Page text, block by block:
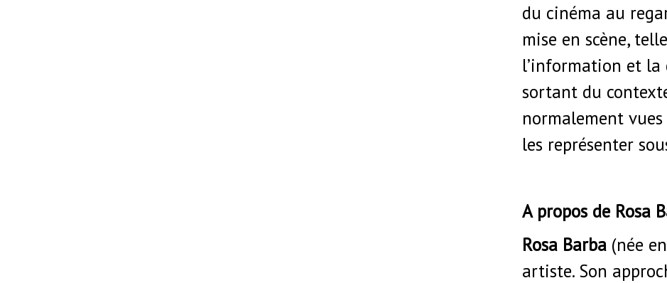
du cinéma au
mise en scène,
l’information et la
sortant du
normalement
les représenter
A propos de Rosa
Rosa Barba(née
artiste. Son